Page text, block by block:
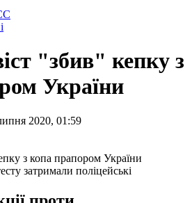
"збив" кепку з
України
2020, 01:59
затримали поліцейські